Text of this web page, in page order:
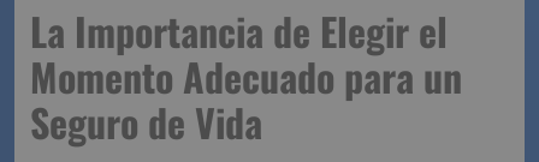
La Importancia de Elegir el
Momento Adecuado para un
Seguro de Vida